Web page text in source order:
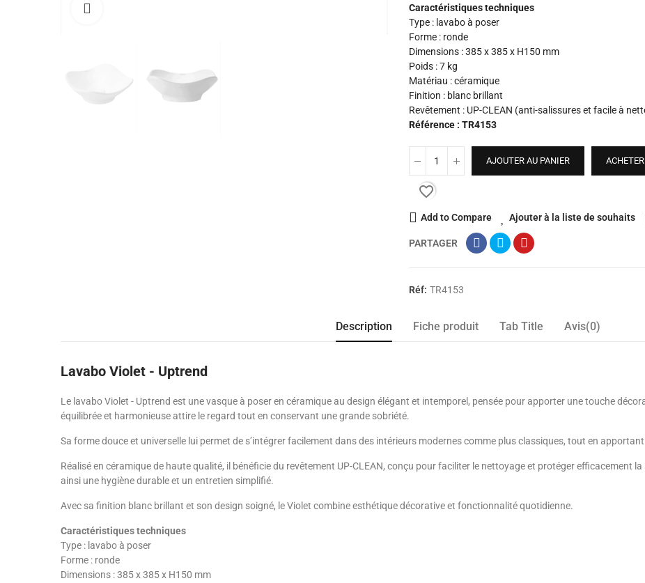
Caractéristiques techniques
Type : lavabo à poser
Forme : ronde
Dimensions : 385 x 385 x H150 mm
Poids : 7 kg
Matériau : céramique
Finition : blanc brillant
Revêtement : UP-CLEAN (anti-salissures et facile à
Référence : TR4153
AJOUTER AU PANIER
favorite_border
Add to Compare Ajouter à la liste de souhaits
PARTAGER
Réf: TR4153
Description Fiche produit Tab Title Avis(0)
Lavabo Violet - Uptrend
Le lavabo Violet - Uptrend est une vasque à poser en céramique au design élégant et intemporel, pensée pour apporter une touche
équilibrée et harmonieuse attire le regard tout en conservant une grande sobriété.
Sa forme douce et universelle lui permet de s’intégrer facilement dans des intérieurs modernes comme plus classiques, tout en
Réalisé en céramique de haute qualité, il bénéficie du revêtement UP-CLEAN, conçu pour faciliter le nettoyage et protéger efficacement
ainsi une hygiène durable et un entretien simplifié.
Avec sa finition blanc brillant et son design soigné, le Violet combine esthétique décorative et fonctionnalité quotidienne.
Caractéristiques techniques
Type : lavabo à poser
Forme : ronde
Dimensions : 385 x 385 x H150 mm